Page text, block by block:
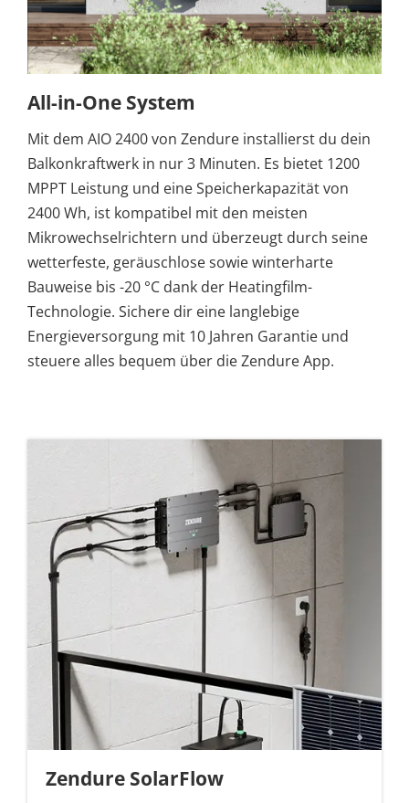
All-in-One System
Mit dem AIO 2400 von Zendure installierst du dein
Balkonkraftwerk in nur 3 Minuten. Es bietet 1200
MPPT Leistung und eine Speicherkapazität von
2400 Wh, ist kompatibel mit den meisten
Mikrowechselrichtern und überzeugt durch seine
wetterfeste, geräuschlose sowie winterharte
Bauweise bis -20 °C dank der Heatingfilm-
Technologie. Sichere dir eine langlebige
Energieversorgung mit 10 Jahren Garantie und
steuere alles bequem über die Zendure App.
Zendure SolarFlow